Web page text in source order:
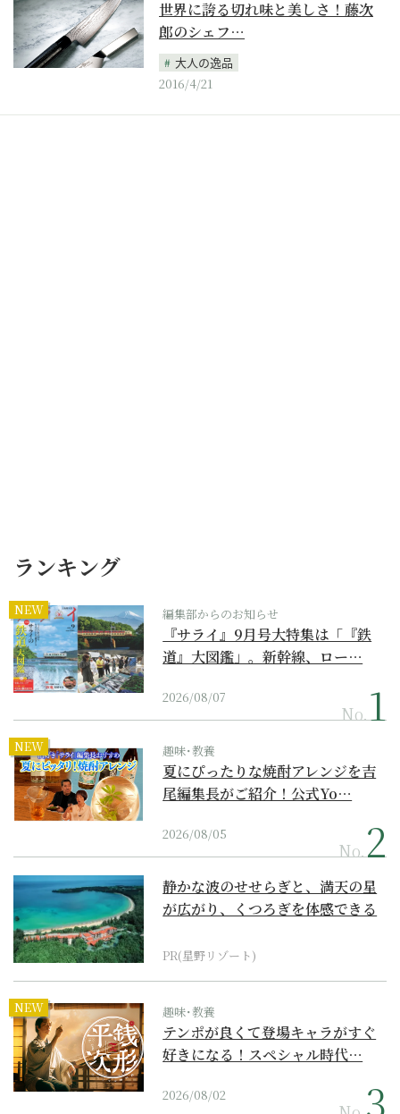
世界に誇る切れ味と美しさ！藤次
郎のシェフ…
大人の逸品
2016/4/21
ランキング
NEW 編集部からのお知らせ
『サライ』9月号大特集は「『鉄
道』大図鑑」。新幹線、ロー…
2026/08/07
No.
NEW 趣味･教養
夏にぴったりな焼酎アレンジを吉
尾編集長がご紹介！公式Yo…
2026/08/05
No.
静かな波のせせらぎと、満天の星
が広がり、くつろぎを体感できる
PR(星野リゾート)
NEW 趣味･教養
テンポが良くて登場キャラがすぐ
好きになる！スペシャル時代…
2026/08/02